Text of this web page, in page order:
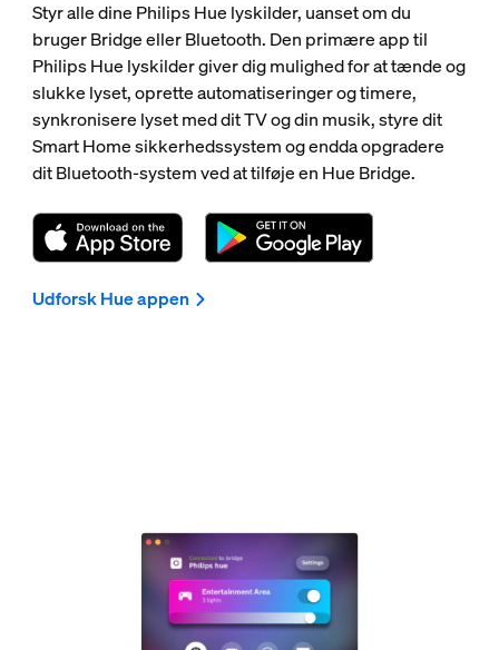
Styr alle dine Philips Hue lyskilder, uanset om du
bruger Bridge eller Bluetooth. Den primære app til
Philips Hue lyskilder giver dig mulighed for at tænde og
slukke lyset, oprette automatiseringer og timere,
synkronisere lyset med dit TV og din musik, styre dit
Smart Home sikkerhedssystem og endda opgradere
dit Bluetooth-system ved at tilføje en Hue Bridge.
Udforsk Hue appen